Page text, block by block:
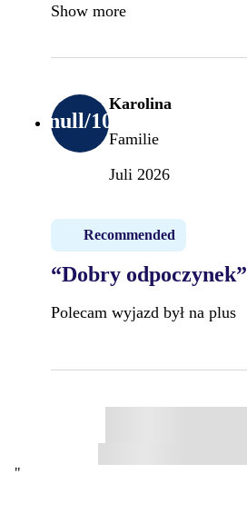
Show more
null/10
Karolina
Familie
Juli 2026
Recommended
“Dobry odpoczynek”
Polecam wyjazd był na plus
"